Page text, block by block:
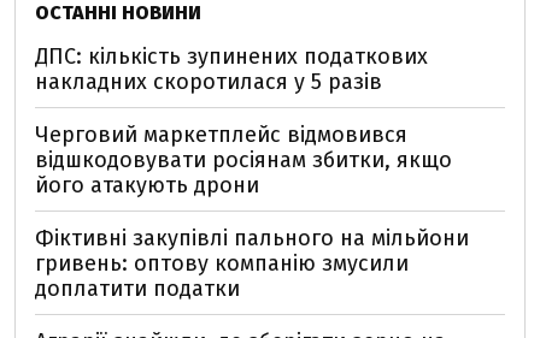
ОСТАННІ НОВИНИ
ДПС: кількість зупинених податкових
накладних скоротилася у 5 разів
Черговий маркетплейс відмовився
відшкодовувати росіянам збитки, якщо
його атакують дрони
Фіктивні закупівлі пального на мільйони
гривень: оптову компанію змусили
доплатити податки